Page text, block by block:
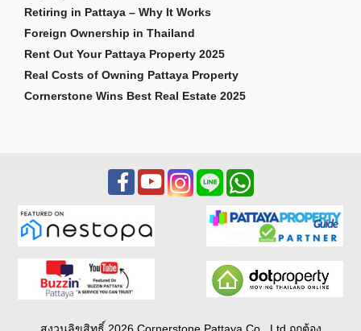
Retiring in Pattaya – Why It Works
Foreign Ownership in Thailand
Rent Out Your Pattaya Property 2025
Real Costs of Owning Pattaya Property
Cornerstone Wins Best Real Estate 2025